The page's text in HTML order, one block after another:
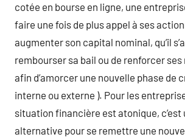
cotée en bourse en ligne, une
faire une fois de plus appel à ses
augmenter son capital nominal, qu’il
rembourser sa bail ou de renforcer
afin d’amorcer une nouvelle phase de
interne ou externe ). Pour les
situation financière est atonique, c’est
alternative pour se remettre une